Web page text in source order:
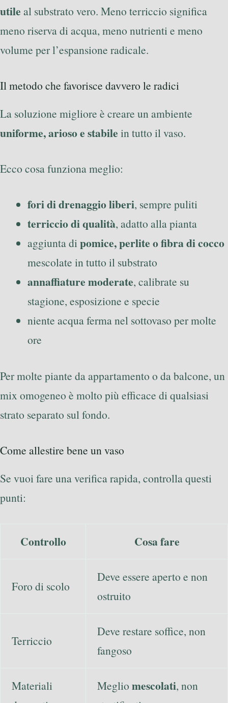
utile al substrato vero. Meno terriccio significa
meno riserva di acqua, meno nutrienti e meno
volume per l’espansione radicale.
Il metodo che favorisce davvero le radici
La soluzione migliore è creare un ambiente
uniforme, arioso e stabile in tutto il vaso.
Ecco cosa funziona meglio:
fori di drenaggio liberi, sempre puliti
terriccio di qualità, adatto alla pianta
aggiunta dipomice, perlite o fibra di cocco
mescolate in tutto il substrato
annaffiature moderate, calibrate su
stagione, esposizione e specie
niente acqua ferma nel sottovaso per molte
ore
Per molte piante da appartamento o da balcone, un
mix omogeneo è molto più efficace di qualsiasi
strato separato sul fondo.
Come allestire bene un vaso
Se vuoi fare una verifica rapida, controlla questi
punti:
Controllo Cosa fare
Foro di scolo
Deve essere aperto e non
ostruito
Terriccio
Deve restare soffice, non
fangoso
Materiali
Meglio mescolati, non